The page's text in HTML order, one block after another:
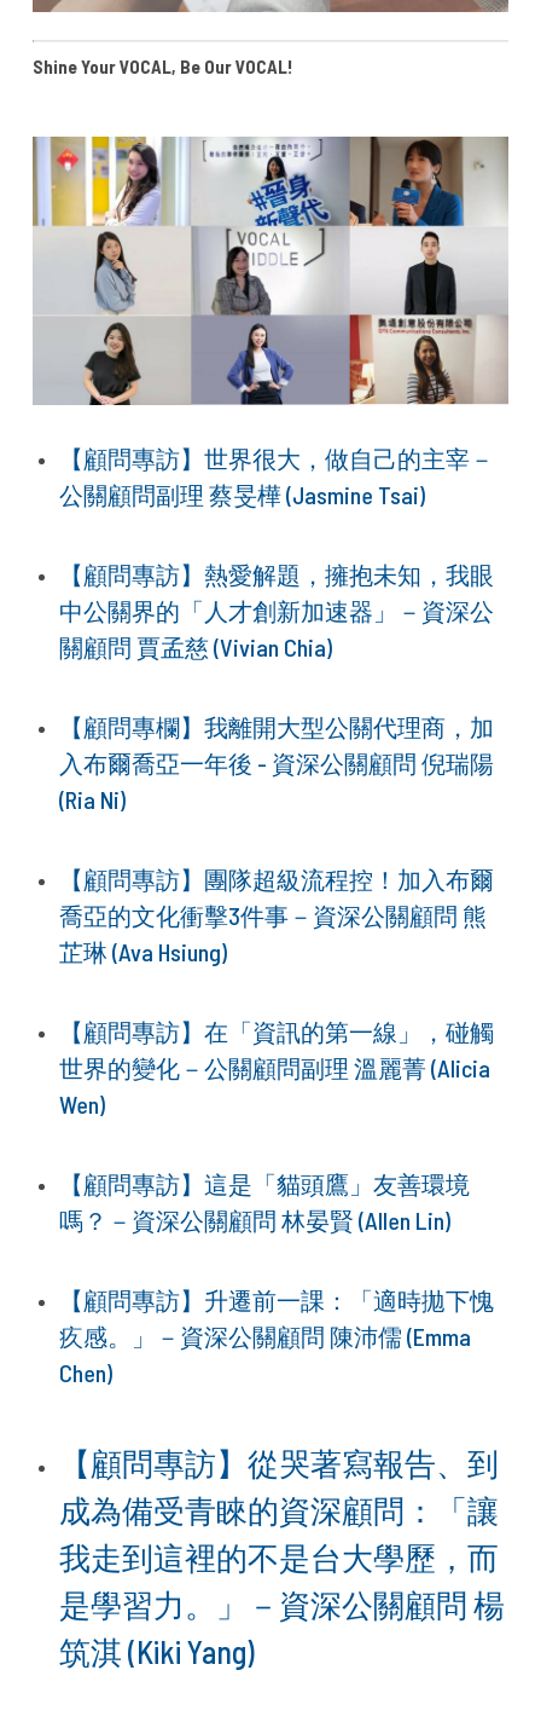
Shine Your VOCAL, Be Our VOCAL!
【顧問專訪】世界很大，做自己的主宰－
公關顧問副理 蔡旻樺 (Jasmine Tsai)
【顧問專訪】熱愛解題，擁抱未知，我眼
中公關界的「人才創新加速器」－資深公
關顧問 賈孟慈 (Vivian Chia)
【顧問專欄】我離開大型公關代理商，加
入布爾喬亞一年後 - 資深公關顧問 倪瑞陽
(Ria Ni)
【顧問專訪】團隊超級流程控！加入布爾
喬亞的文化衝擊3件事－資深公關顧問 熊
芷琳 (Ava Hsiung)
【顧問專訪】在「資訊的第一線」，碰觸
世界的變化－公關顧問副理 溫麗菁 (Alicia
Wen)
【顧問專訪】這是「貓頭鷹」友善環境
嗎？－資深公關顧問 林晏賢 (Allen Lin)
【顧問專訪】升遷前一課：「適時拋下愧
疚感。」－資深公關顧問 陳沛儒 (Emma
Chen)
【顧問專訪】從哭著寫報告、到
成為備受青睞的資深顧問：「讓
我走到這裡的不是台大學歷，而
是學習力。」－資深公關顧問 楊
筑淇 (Kiki Yang)